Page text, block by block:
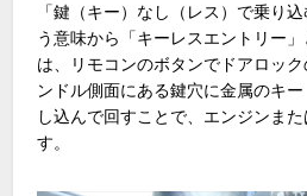
「鍵（キー）なし（レス）で乗り
う意味から「キーレスエントリー
は、リモコンのボタンでドアロッ
ンドル側面にある鍵穴に金属のキ
し込んで回すことで、エンジンま
す。